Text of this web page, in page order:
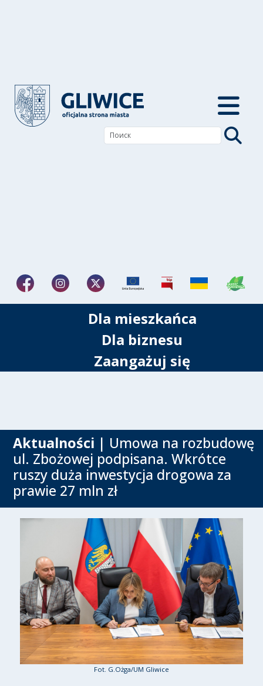
Dla mieszkańca
Dla biznesu
Zaangażuj się
Aktualności | Umowa na rozbudowę
ul. Zbożowej podpisana. Wkrótce
ruszy duża inwestycja drogowa za
prawie 27 mln zł
Fot. G.Ożga/UM Gliwice